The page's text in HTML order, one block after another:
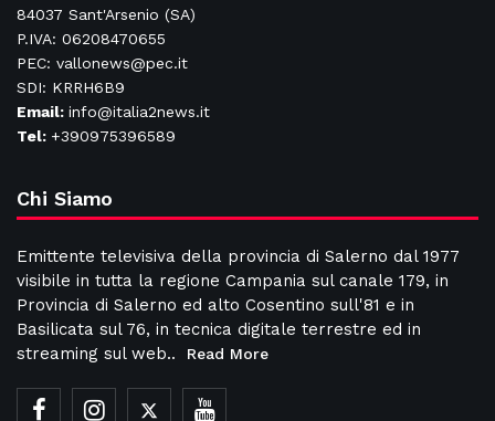
84037 Sant'Arsenio (SA)
P.IVA: 06208470655
PEC: vallonews@pec.it
SDI: KRRH6B9
Email: info@italia2news.it
Tel: +390975396589
Chi Siamo
Emittente televisiva della provincia di Salerno dal 1977
visibile in tutta la regione Campania sul canale 179, in
Provincia di Salerno ed alto Cosentino sull'81 e in
Basilicata sul 76, in tecnica digitale terrestre ed in
streaming sul web..
Read More